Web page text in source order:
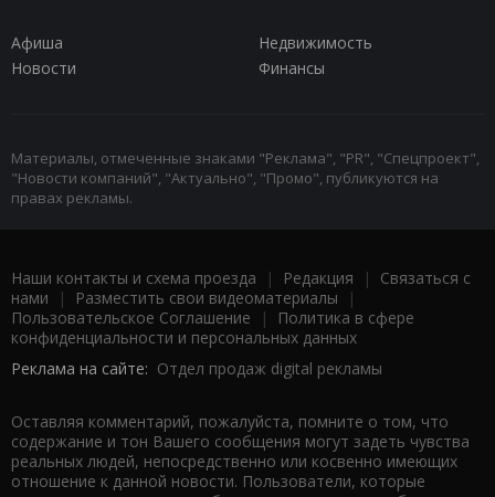
Афиша
Недвижимость
Новости
Финансы
Материалы, отмеченные знаками "Реклама", "PR", "Спецпроект",
"Новости компаний", "Актуально", "Промо", публикуются на
правах рекламы.
Наши контакты и схема проезда | Редакция | Связаться с
нами | Разместить свои видеоматериалы |
Пользовательское Соглашение |
Политика в сфере
конфиденциальности и персональных данных
Реклама на сайте: Отдел продаж digital рекламы
Оставляя комментарий, пожалуйста, помните о том, что
содержание и тон Вашего сообщения могут задеть чувства
реальных людей, непосредственно или косвенно имеющих
отношение к данной новости. Пользователи, которые